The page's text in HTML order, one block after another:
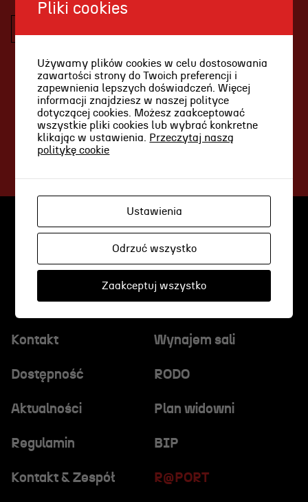
Historia teatru
Zespół artystyczny
Aktualności
Wynajem scen i spektakli
Spektakle wyjazdowe
Kontakt & Zespół
Edukacja
Wydarzenia
Polecamy
informacji drogą elektroniczną (w tym
produktów oraz działalności Teatru
Miejskiego im. Witolda Gombrowicza w
Gdyni, zgodnie z art. 10 ustawy z dnia 18
lipca 2002 r. o świadczeniu usług drogą
elektroniczną (tj. Dz.U. z 2017 r. poz. 1219),
zgodnie zpolityką prywatności
Kontakt Wynajem sali
Dostępność RODO
R@PORT
Aktualności Plan widowni
Regulamin BIP
Kontakt & Zespół
Pliki cookies
Używamy plików cookies w celu dostosowania
zawartości strony do Twoich preferencji i
zapewnienia lepszych doświadczeń. Więcej
informacji znajdziesz w naszej polityce
dotyczącej cookies. Możesz zaakceptować
wszystkie pliki cookies lub wybrać konkretne
klikając w ustawienia.
Przeczytaj naszą
politykę cookie
Ustawienia
Odrzuć wszystko
Zaakceptuj wszystko